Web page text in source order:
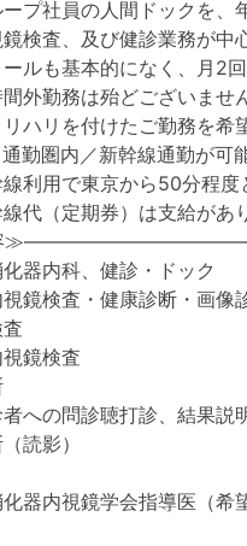
プ社員の人間ドックを、
検査、及び健診業務が中
ルも基本的になく、月2
外勤務は殆どございません
ハリを付けたご勤務を希
勤圏内／新幹線通勤が可
利用で東京から50分程度
代（定期券）は支給があ
容
器内科、健診・ドック
鏡検査・健康診断・画像
視鏡検査
者への問診聴打診、結果説
読影）
器内視鏡学会指導医（希望